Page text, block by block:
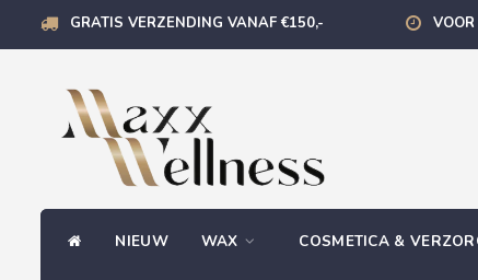
GRATIS VERZENDING VANAF €150,-
NIEUW WAX COSMETICA &